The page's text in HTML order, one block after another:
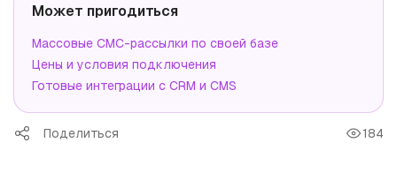
Может пригодиться
Массовые СМС-рассылки по своей базе
Цены и условия подключения
Готовые интеграции с CRM и CMS
Поделиться 184